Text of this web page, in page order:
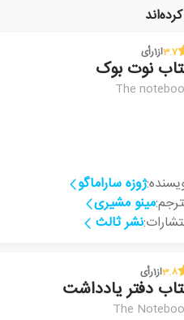
3.7از1رأی
نوت بوک
The
ژوزه ساراماگو
مینو مشیری
نشر ثالث
3.8از1رأی
دفتر یادداشت
The